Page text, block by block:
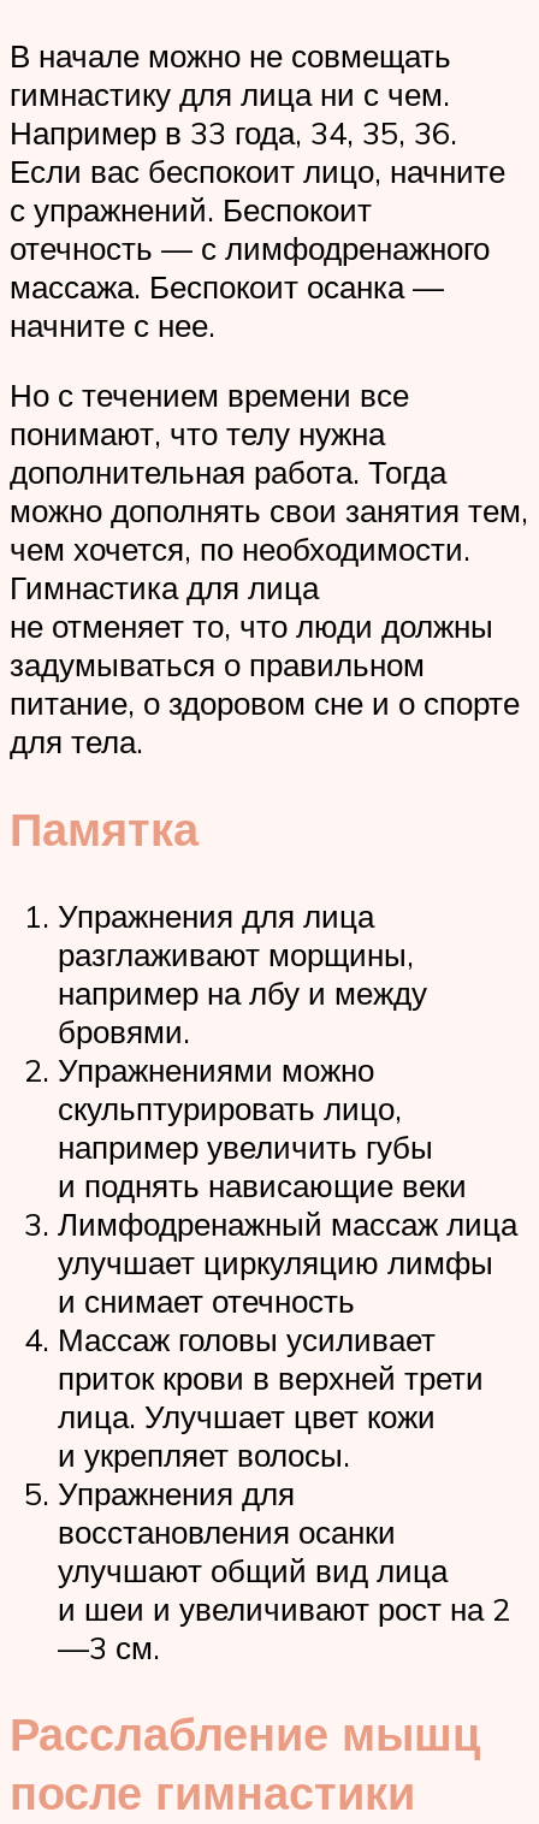
В начале можно не совмещать
гимнастику для лица ни с чем.
Например в 33 года, 34, 35, 36.
Если вас беспокоит лицо, начните
с упражнений. Беспокоит
отечность — с лимфодренажного
массажа. Беспокоит осанка —
начните с нее.
Но с течением времени все
понимают, что телу нужна
дополнительная работа. Тогда
можно дополнять свои занятия тем,
чем хочется, по необходимости.
Гимнастика для лица
не отменяет то, что люди должны
задумываться о правильном
питание, о здоровом сне и о спорте
для тела.
Памятка
Упражнения для лица
разглаживают морщины,
например на лбу и между
бровями.
Упражнениями можно
скульптурировать лицо,
например увеличить губы
и поднять нависающие веки
Лимфодренажный массаж лица
улучшает циркуляцию лимфы
и снимает отечность
Массаж головы усиливает
приток крови в верхней трети
лица. Улучшает цвет кожи
и укрепляет волосы.
Упражнения для
восстановления осанки
улучшают общий вид лица
и шеи и увеличивают рост на 2
—3 см.
Расслабление мышц
после гимнастики